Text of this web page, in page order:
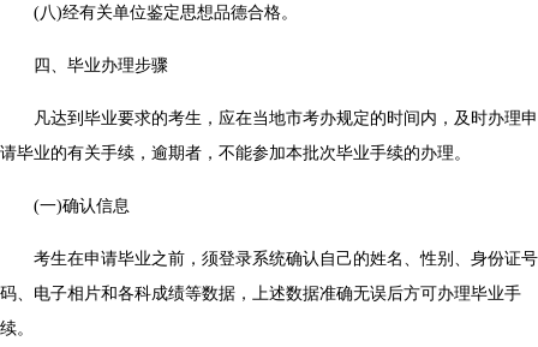
(八)经有关单位鉴定思想品德合格。
四、毕业办理步骤
凡达到毕业要求的考生，应在当地市考办规定的时间内，及时办理申
请毕业的有关手续，逾期者，不能参加本批次毕业手续的办理。
(一)确认信息
考生在申请毕业之前，须登录系统确认自己的姓名、性别、身份证号
码、电子相片和各科成绩等数据，上述数据准确无误后方可办理毕业手
续。